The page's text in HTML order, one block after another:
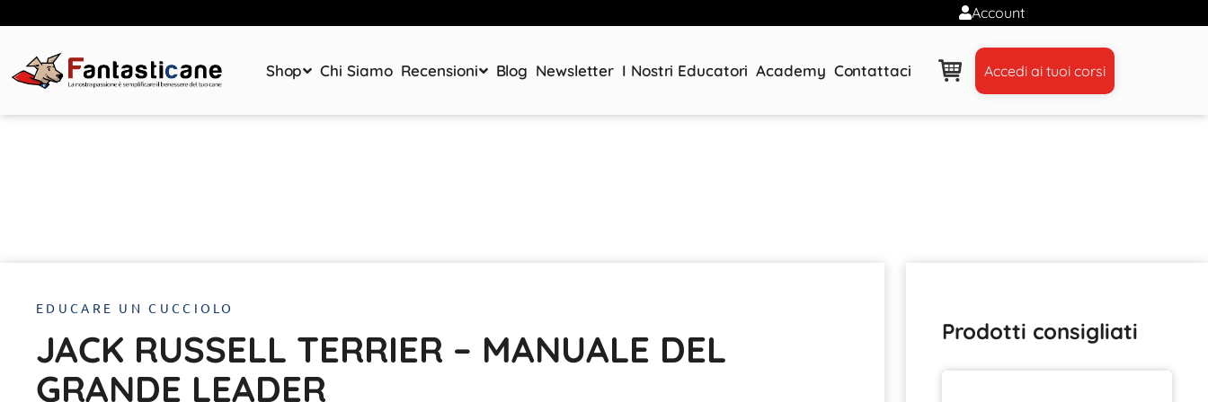
Account
Shop Chi Siamo Recensioni Blog Newsletter I Nostri Educatori Academy Contattaci Accedi ai tuoi corsi
EDUCARE UN CUCCIOLO
JACK RUSSELL TERRIER – MANUALE DEL
GRANDE LEADER
Prodotti consigliati